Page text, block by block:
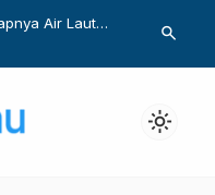
Buat Minyak Kelapasearch
light_mode